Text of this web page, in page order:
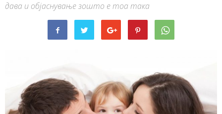
дава и објаснување зошто е тоа така